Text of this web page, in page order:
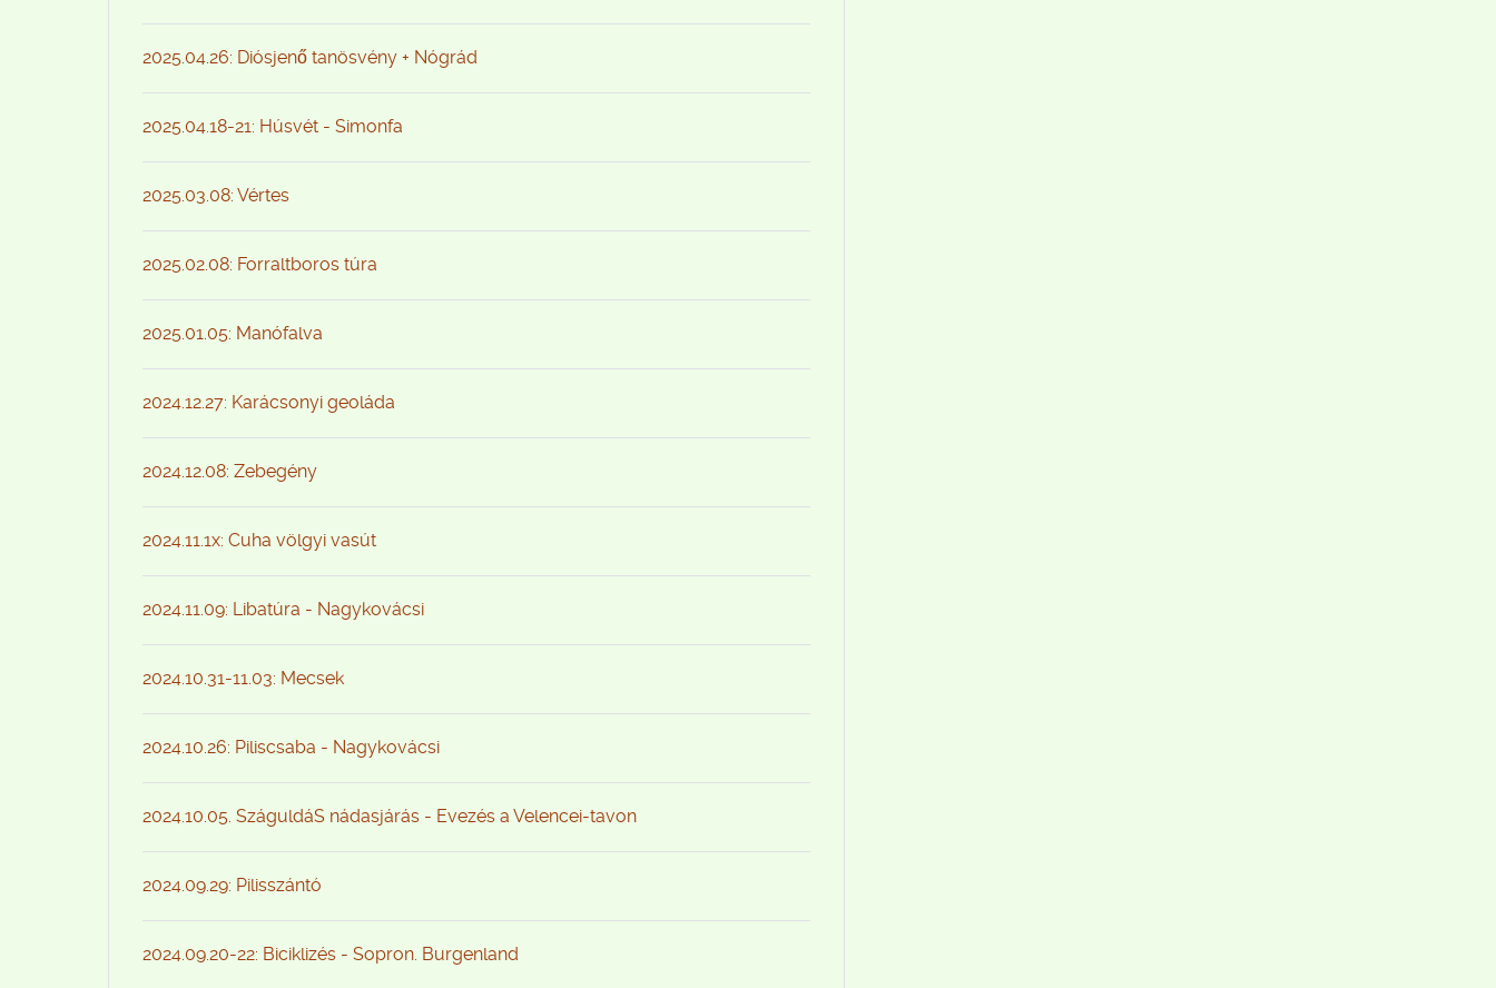
2025.04.26: Diósjenő tanösvény + Nógrád
2025.04.18-21: Húsvét - Simonfa
2025.03.08: Vértes
2025.02.08: Forraltboros túra
2025.01.05: Manófalva
2024.12.27: Karácsonyi geoláda
2024.12.08: Zebegény
2024.11.1x: Cuha völgyi vasút
2024.11.09: Libatúra - Nagykovácsi
2024.10.31-11.03: Mecsek
2024.10.26: Piliscsaba - Nagykovácsi
2024.10.05. SzáguldáS nádasjárás - Evezés a Velencei-tavon
2024.09.29: Pilisszántó
2024.09.20-22: Biciklizés - Sopron. Burgenland